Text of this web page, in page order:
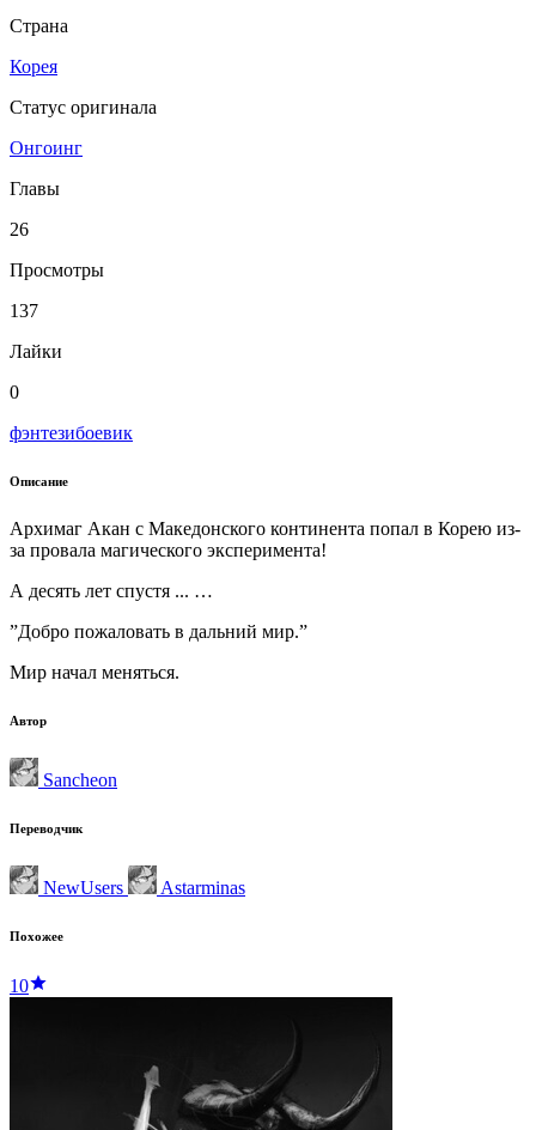
Страна
Корея
Статус оригинала
Онгоинг
Главы
26
Просмотры
137
Лайки
0
фэнтезибоевик
Описание
Архимаг Акан с Македонского континента попал в Корею из-
за провала магического эксперимента!
А десять лет спустя ... …
”Добро пожаловать в дальний мир.”
Мир начал меняться.
Автор
Sancheon
Переводчик
NewUsers Astarminas
Похожее
10